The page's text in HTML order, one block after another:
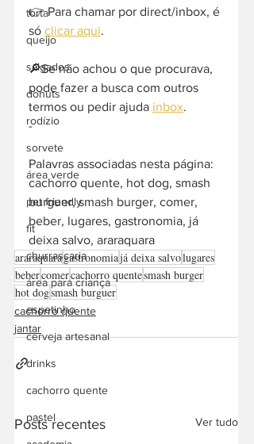
torta
queijo
salgados
donuts
rodízio
sorvete
área verde
pet friendly
fit
churrascaria
área para criança
espetinho
cerveja artesanal
drinks
cachorro quente
pastel
👉 Para chamar por direct/inbox, é
só clicar aqui.
🔎Se não achou o que procurava,
pode fazer a busca com outros
termos ou pedir ajuda inbox.
-
Palavras associadas nesta página:
cachorro quente, hot dog, smash
burguer, smash burger, comer,
beber, lugares, gastronomia, já
deixa salvo, araraquara
araraquaragastronomiajá deixa salvolugares
bebercomercachorro quentesmash burger
hot dogsmash burguer
cachorro quente
jantar
Posts recentes Ver tudo